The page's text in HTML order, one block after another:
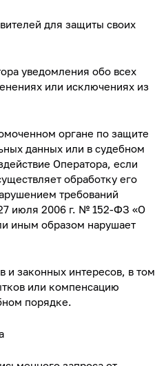
для защиты своих
уведомления обо всех
или исключениях из
органе по защите
данных или в судебном
Оператора, если
обработку его
требований
июля 2006 г. № 152-ФЗ «О
иным образом нарушает
законных интересов, в том
или компенсацию
порядке.